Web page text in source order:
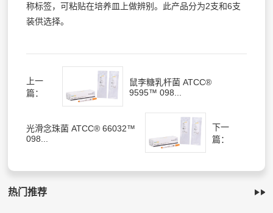
称标签，可粘贴在培养皿上做辨别。此产品分为2支和6支
装供选择。
上一
篇：
鼠李糖乳杆菌 ATCC®
9595™ 098...
光滑念珠菌 ATCC® 66032™
098...
下一
篇：
热门推荐